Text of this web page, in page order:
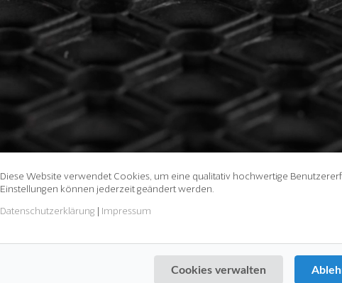
EAZYCARE SCRUB
Sehr rutschsichere Matte, die auch extremen
Für alle Eingangsbereiche geeignet.
Diese Website verwendet Cookies, um eine qualitativ hochwertige
Einstellungen können jederzeit geändert werden.
Datenschutzerklärung | Impressum
Cookies verwalten